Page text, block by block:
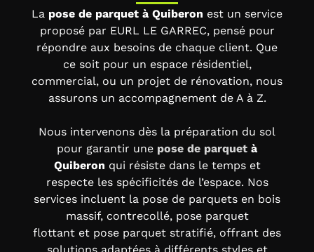
La pose de parquet à Quiberon est un service
proposé par EURL LE GARREC, pensé pour
répondre aux besoins de chaque client. Que
ce soit pour un espace résidentiel,
commercial, ou un projet de rénovation, nous
assurons un accompagnement de A à Z.
Nous intervenons dès la préparation du sol
pour garantir une pose de parquet à
Quiberon qui résiste dans le temps et
respecte les spécificités de l’espace. Nos
services incluent la pose de parquets en bois
massif, contrecollé, pose parquet
flottant et pose parquet stratifié, offrant des